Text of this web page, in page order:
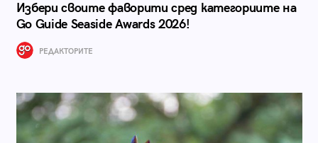
Избери своите фаворити сред категориите на
Go Guide Seaside Awards 2026!
РЕДАКТОРИТЕ